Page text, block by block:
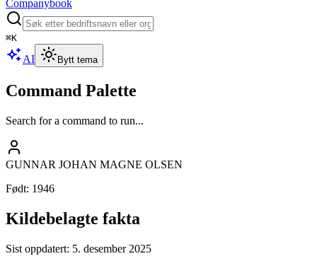
Companybook
⌘K
AI Bytt tema
Command Palette
Search for a command to run...
GUNNAR JOHAN MAGNE OLSEN
Født: 1946
Kildebelagte fakta
Sist oppdatert: 5. desember 2025